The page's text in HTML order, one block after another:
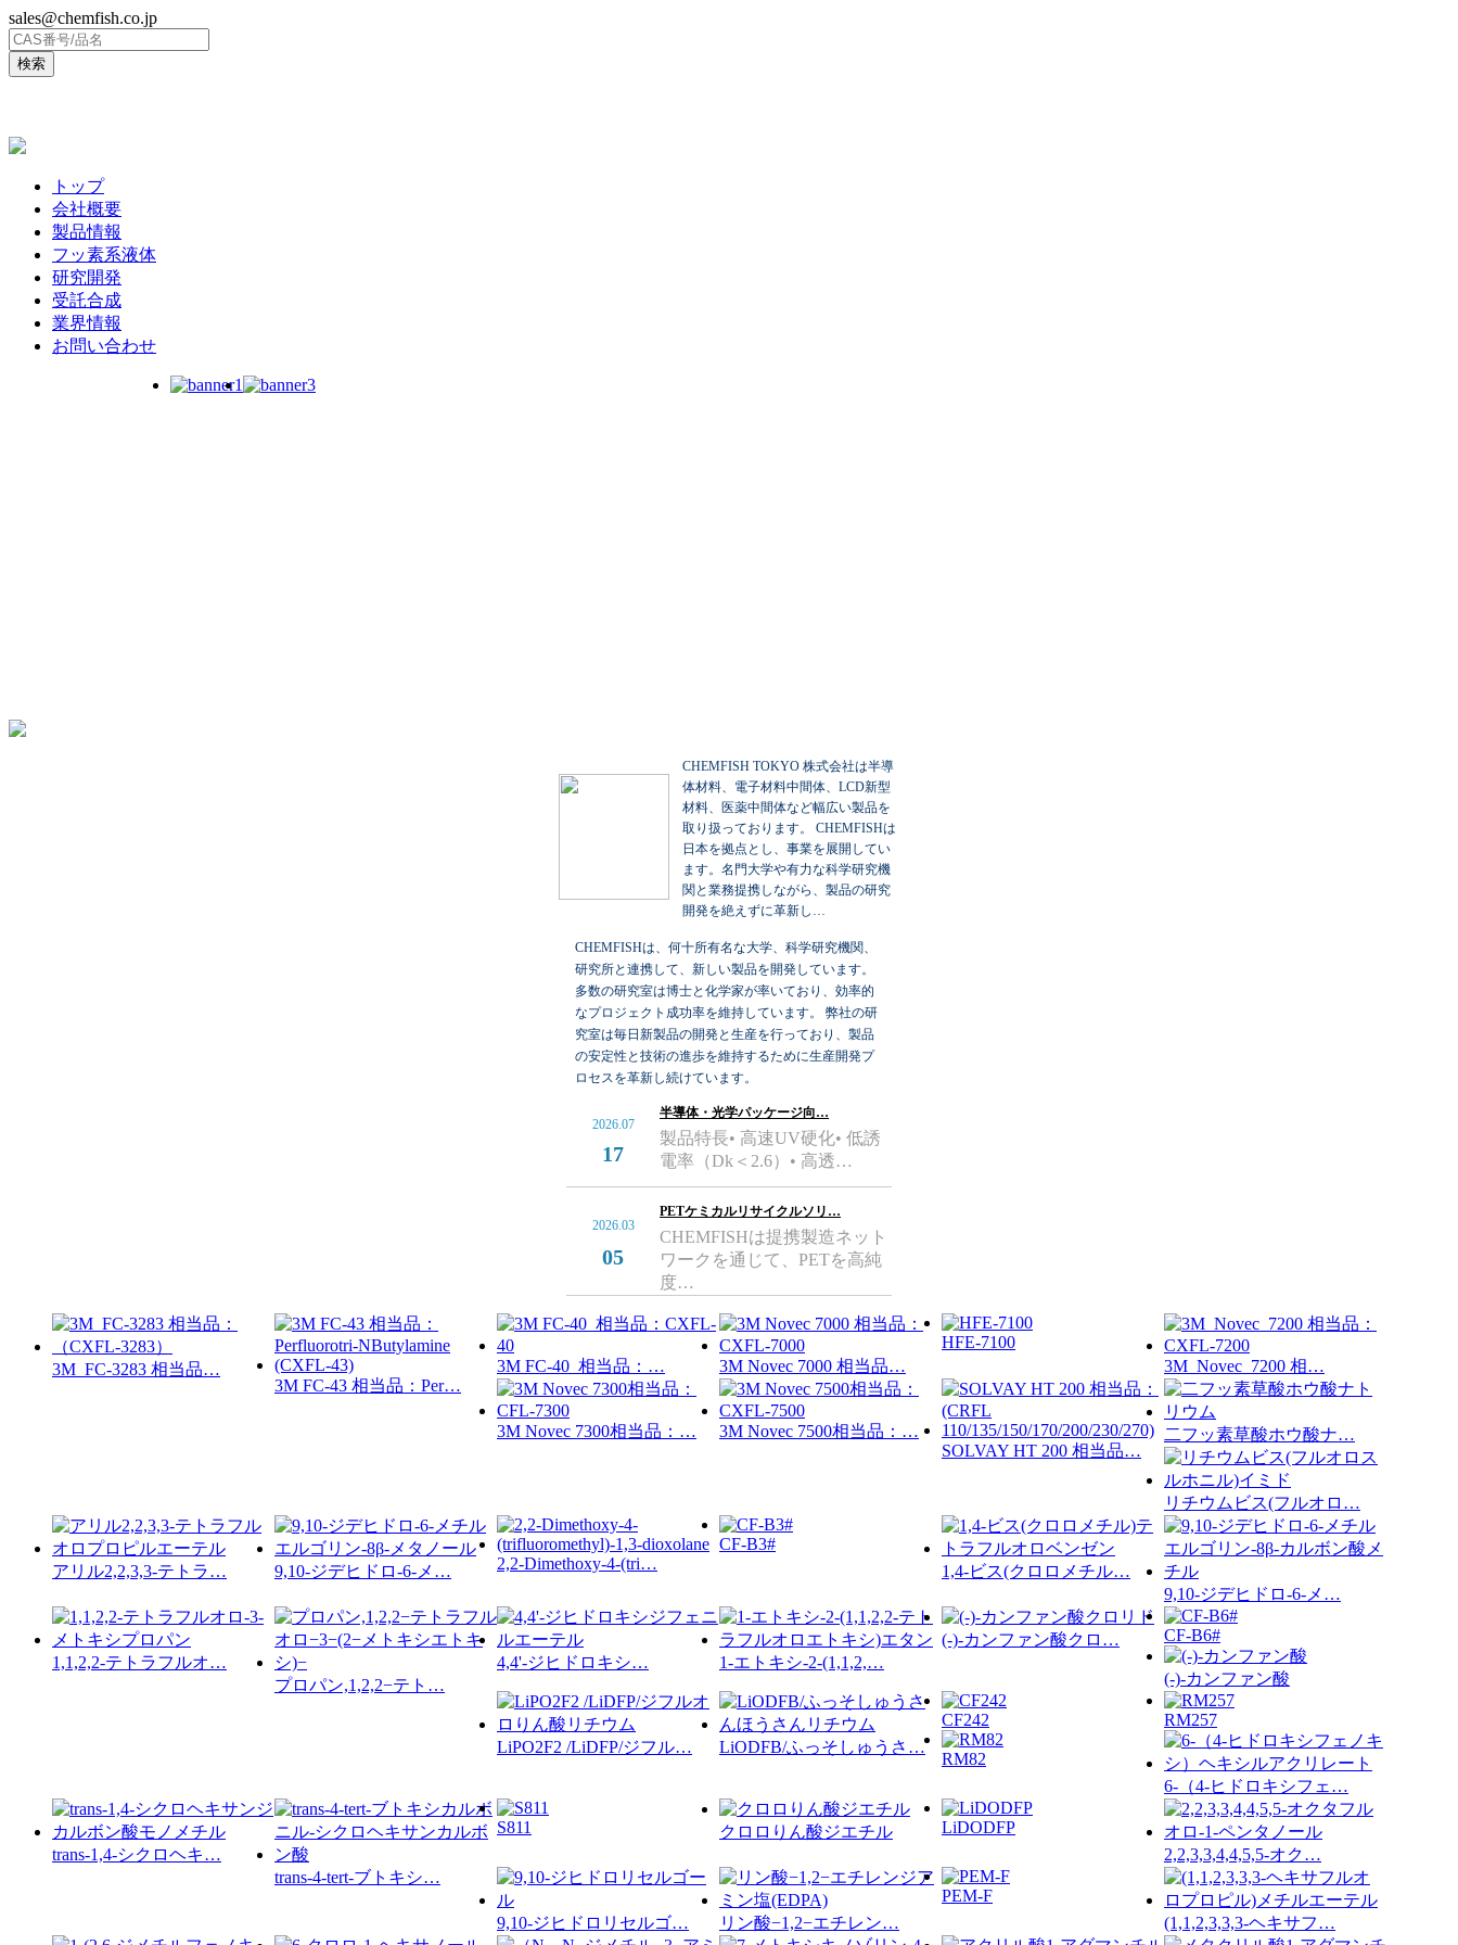
sales@chemfish.co.jp
トップ
会社概要
製品情報
フッ素系液体
研究開発
受託合成
業界情報
お問い合わせ
CHEMFISH TOKYO 株式会社は半導
体材料、電子材料中間体、LCD新型
材料、医薬中間体など幅広い製品を
取り扱っております。 CHEMFISHは
日本を拠点とし、事業を展開してい
ます。名門大学や有力な科学研究機
関と業務提携しながら、製品の研究
開発を絶えずに革新し…
CHEMFISHは、何十所有名な大学、科学研究機関、
研究所と連携して、新しい製品を開発しています。
多数の研究室は博士と化学家が率いており、効率的
なプロジェクト成功率を維持しています。 弊社の研
究室は毎日新製品の開発と生産を行っており、製品
の安定性と技術の進歩を維持するために生産開発プ
ロセスを革新し続けています。
2026.07
半導体・光学パッケージ向…
製品特長• 高速UV硬化• 低誘
電率（Dk＜2.6）• 高透…
17
2026.03
PETケミカルリサイクルソリ…
CHEMFISHは提携製造ネット
ワークを通じて、PETを高純
度…
05
3M FC-3283 相当品…
3M FC-43 相当品：Per…
3M FC-40 相当品：… 3M Novec 7000 相当品…
HFE-7100
3M Novec 7200 相…
3M Novec 7300相当品：…
3M Novec 7500相当品：…
SOLVAY HT 200 相当品…
二フッ素草酸ホウ酸ナ…
リチウムビス(フルオロ…
アリル2,2,3,3-テトラ… 9,10-ジデヒドロ-6-メ… 2,2-Dimethoxy-4-(tri…
CF-B3#
1,4-ビス(クロロメチル…
9,10-ジデヒドロ-6-メ…
1,1,2,2-テトラフルオ…
プロパン,1,2,2−テト…
4,4'-ジヒドロキシ… 1-エトキシ-2-(1,1,2,…
(-)-カンファン酸クロ… CF-B6#
(-)-カンファン酸
LiPO2F2 /LiDFP/ジフル… LiODFB/ふっそしゅうさ…
CF242 RM257
RM82
6-（4-ヒドロキシフェ…
trans-1,4-シクロヘキ…
trans-4-tert-ブトキシ…
S811 クロロりん酸ジエチル
LiDODFP
2,2,3,3,4,4,5,5-オク…
9,10-ジヒドロリセルゴ… リン酸−1,2−エチレン…
PEM-F
(1,1,2,3,3,3-ヘキサフ…